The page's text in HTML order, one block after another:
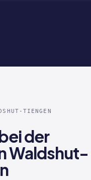
TIENGEN
der
Waldshut-